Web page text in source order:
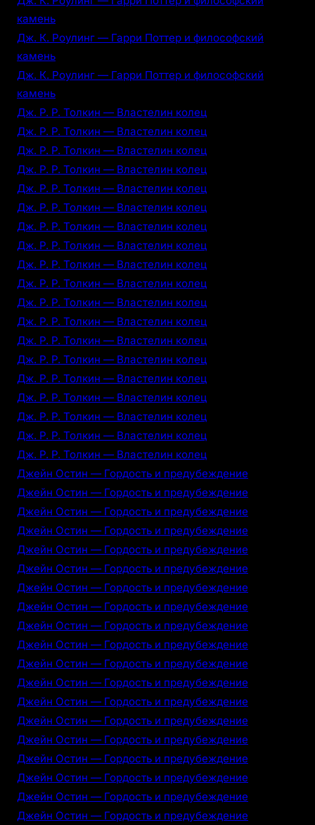
камень
Дж. К. Роулинг — Гарри Поттер и философский
камень
Дж. К. Роулинг — Гарри Поттер и философский
камень
Дж. Р. Р. Толкин — Властелин колец
Дж. Р. Р. Толкин — Властелин колец
Дж. Р. Р. Толкин — Властелин колец
Дж. Р. Р. Толкин — Властелин колец
Дж. Р. Р. Толкин — Властелин колец
Дж. Р. Р. Толкин — Властелин колец
Дж. Р. Р. Толкин — Властелин колец
Дж. Р. Р. Толкин — Властелин колец
Дж. Р. Р. Толкин — Властелин колец
Дж. Р. Р. Толкин — Властелин колец
Дж. Р. Р. Толкин — Властелин колец
Дж. Р. Р. Толкин — Властелин колец
Дж. Р. Р. Толкин — Властелин колец
Дж. Р. Р. Толкин — Властелин колец
Дж. Р. Р. Толкин — Властелин колец
Дж. Р. Р. Толкин — Властелин колец
Дж. Р. Р. Толкин — Властелин колец
Дж. Р. Р. Толкин — Властелин колец
Дж. Р. Р. Толкин — Властелин колец
Джейн Остин — Гордость и предубеждение
Джейн Остин — Гордость и предубеждение
Джейн Остин — Гордость и предубеждение
Джейн Остин — Гордость и предубеждение
Джейн Остин — Гордость и предубеждение
Джейн Остин — Гордость и предубеждение
Джейн Остин — Гордость и предубеждение
Джейн Остин — Гордость и предубеждение
Джейн Остин — Гордость и предубеждение
Джейн Остин — Гордость и предубеждение
Джейн Остин — Гордость и предубеждение
Джейн Остин — Гордость и предубеждение
Джейн Остин — Гордость и предубеждение
Джейн Остин — Гордость и предубеждение
Джейн Остин — Гордость и предубеждение
Джейн Остин — Гордость и предубеждение
Джейн Остин — Гордость и предубеждение
Джейн Остин — Гордость и предубеждение
Джейн Остин — Гордость и предубеждение